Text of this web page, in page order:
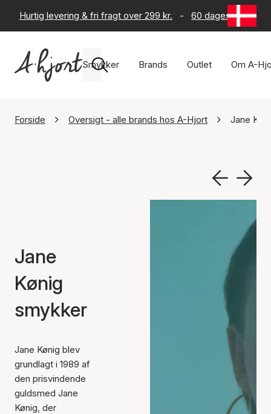
Hurtig levering & fri fragt over 299 kr. - 60 dages returret
Smykker Brands Outlet Om A-
Forside Oversigt - alle brands hos A-Hjort Jane
Jane
Kønig
smykker
Jane Kønig blev
grundlagt i 1989 af
den prisvindende
guldsmed Jane
Kønig, der